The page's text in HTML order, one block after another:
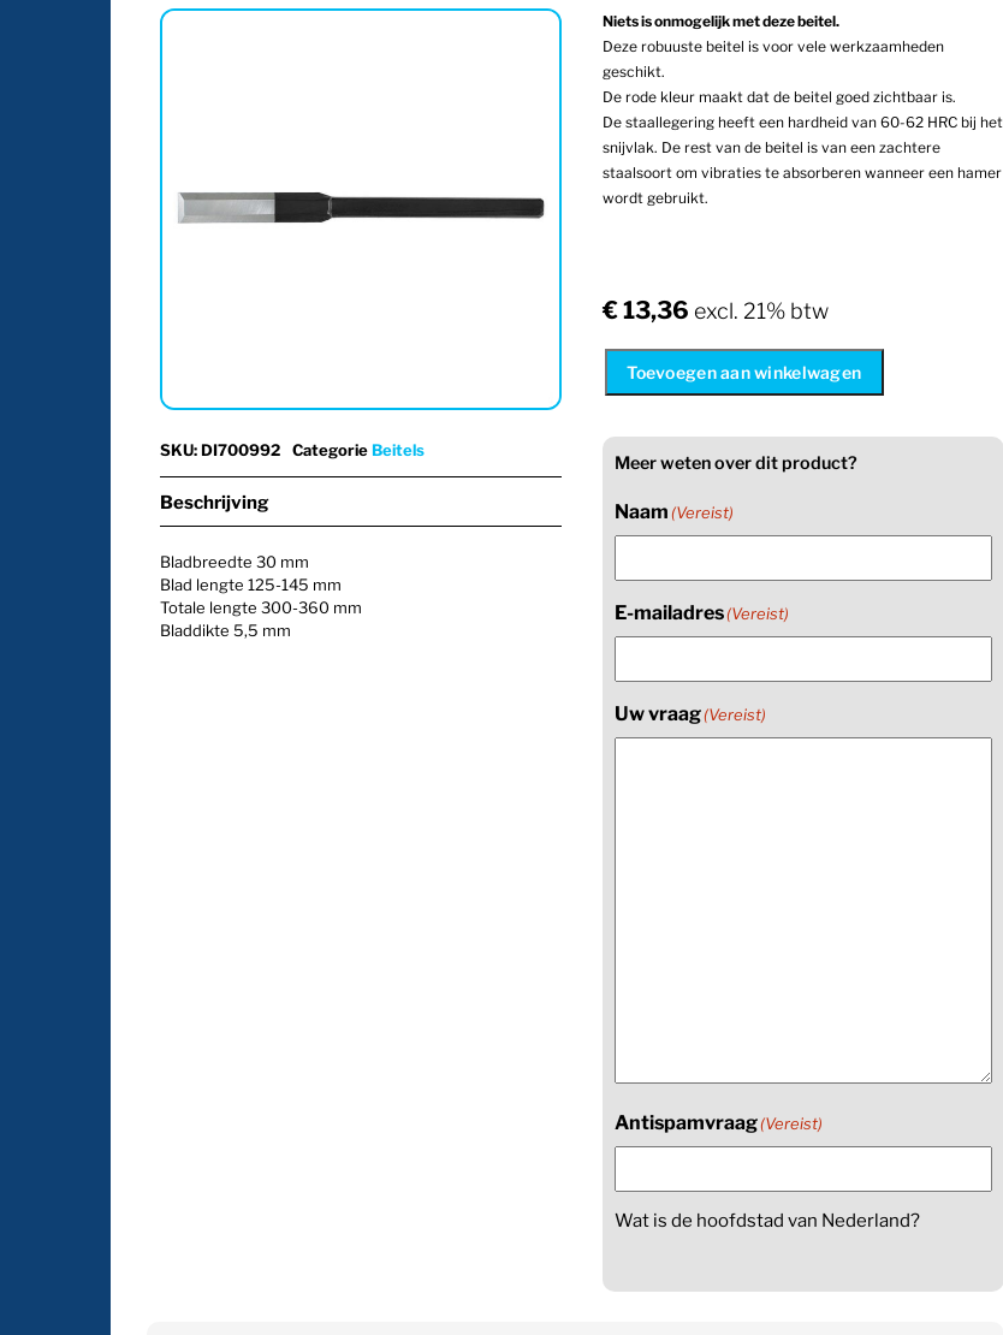
Niets is onmogelijk met deze beitel.
Deze robuuste beitel is voor vele werkzaamheden
geschikt.
De rode kleur maakt dat de beitel goed zichtbaar is.
De staallegering heeft een hardheid van 60-62 HRC bij het
snijvlak. De rest van de beitel is van een zachtere
staalsoort om vibraties te absorberen wanneer een hamer
wordt gebruikt.
€13,36 excl. 21% btw
Toevoegen aan winkelwagen
SKU:DI700992 CategorieBeitels
Beschrijving
Bladbreedte 30 mm
Blad lengte 125-145 mm
Totale lengte 300-360 mm
Bladdikte 5,5 mm
Meer weten over dit product?
Naam(Vereist)
E-mailadres(Vereist)
Uw vraag(Vereist)
Antispamvraag(Vereist)
Wat is de hoofdstad van Nederland?